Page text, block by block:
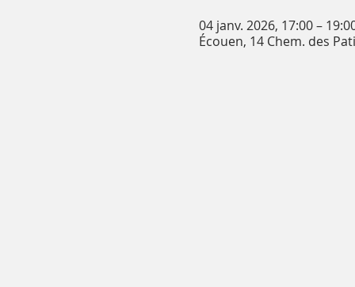
04 janv. 2026, 17:00 –
Écouen, 14 Chem. des